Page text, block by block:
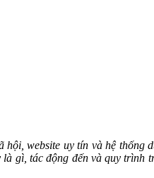
website uy tín và hệ thống
gì, tác động đến và quy trình